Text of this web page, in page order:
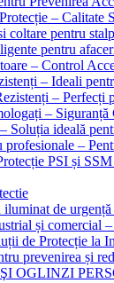
– Calitate
coltare pentru
pentru
– Control
– Ideali
– Perfecți
–
Soluția ideală
profesionale –
PSI și
de
și comercial
de Protecție la
prevenirea și
OGLINZI